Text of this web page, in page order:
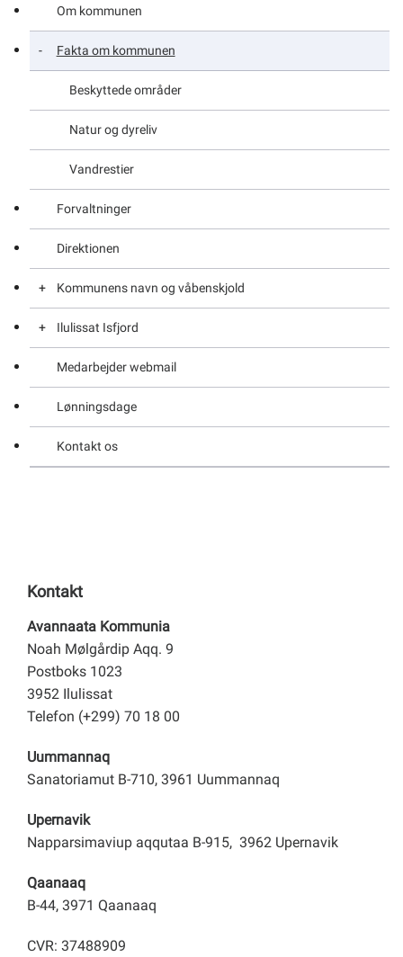
Om kommunen
Fakta om kommunen
Beskyttede områder
Natur og dyreliv
Vandrestier
Forvaltninger
Direktionen
Kommunens navn og våbenskjold
Beskyttede områder
Natur og dyreliv
Vandrestier
Ilulissat Isfjord
Regler for området
Medarbejder webmail
Lønningsdage
Kontakt os
Kontakt
Avannaata Kommunia
Noah Mølgårdip Aqq. 9
Postboks 1023
3952 Ilulissat
Telefon (+299) 70 18 00
Uummannaq
Sanatoriamut B-710, 3961 Uummannaq
Upernavik
Napparsimaviup aqqutaa B-915, 3962 Upernavik
Qaanaaq
B-44, 3971 Qaanaaq
CVR: 37488909